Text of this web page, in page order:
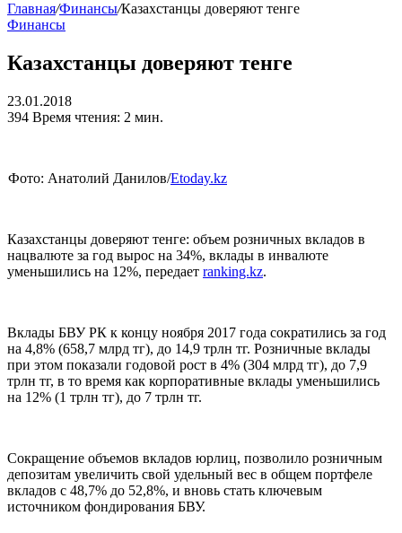
Главная/Финансы/Казахстанцы доверяют тенге
Финансы
Казахстанцы доверяют тенге
23.01.2018
394 Время чтения: 2 мин.
Фото: Анатолий Данилов/Etoday.kz
Казахстанцы доверяют тенге: объем розничных вкладов в
нацвалюте за год вырос на 34%, вклады в инвалюте
уменьшились на 12%, передает ranking.kz.
Вклады БВУ РК к концу ноября 2017 года сократились за год
на 4,8% (658,7 млрд тг), до 14,9 трлн тг. Розничные вклады
при этом показали годовой рост в 4% (304 млрд тг), до 7,9
трлн тг, в то время как корпоративные вклады уменьшились
на 12% (1 трлн тг), до 7 трлн тг.
Сокращение объемов вкладов юрлиц, позволило розничным
депозитам увеличить свой удельный вес в общем портфеле
вкладов с 48,7% до 52,8%, и вновь стать ключевым
источником фондирования БВУ.